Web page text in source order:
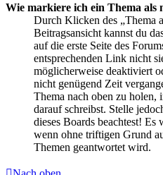
Wie markiere ich ein Thema als
Durch Klicken des „Thema
Beitragsansicht kannst du
auf die erste Seite des
entsprechenden Link nicht
möglicherweise deaktiviert
nicht genügend Zeit
Thema nach oben zu
darauf schreibst. Stelle
dieses Boards beachtest! Es
wenn ohne triftigen Grund
Themen geantwortet wird.